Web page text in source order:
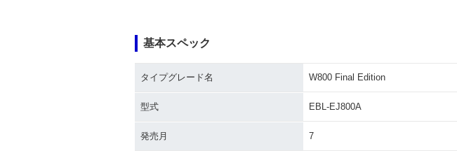
2023年 W800・カラー
2022年 W800 STREE
2022年 W800 CAFE・
基本スペック
タイプグレード名 W800 Final Edition
型式 EBL-EJ800A
発売月 7